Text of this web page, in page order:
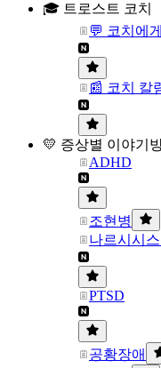
🎓 트로스트 코치
💬 코치에
📰 코치 칼
💛 증상별 이야기
ADHD
조현병
나르시시
PTSD
공황장애